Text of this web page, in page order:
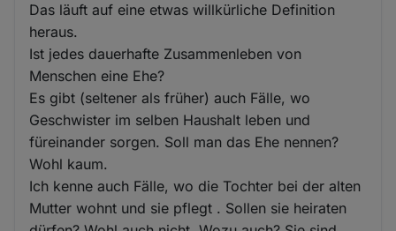
Das läuft auf eine etwas willkürliche Definition
heraus.
Ist jedes dauerhafte Zusammenleben von
Menschen eine Ehe?
Es gibt (seltener als früher) auch Fälle, wo
Geschwister im selben Haushalt leben und
füreinander sorgen. Soll man das Ehe nennen?
Wohl kaum.
Ich kenne auch Fälle, wo die Tochter bei der alten
Mutter wohnt und sie pflegt . Sollen sie heiraten